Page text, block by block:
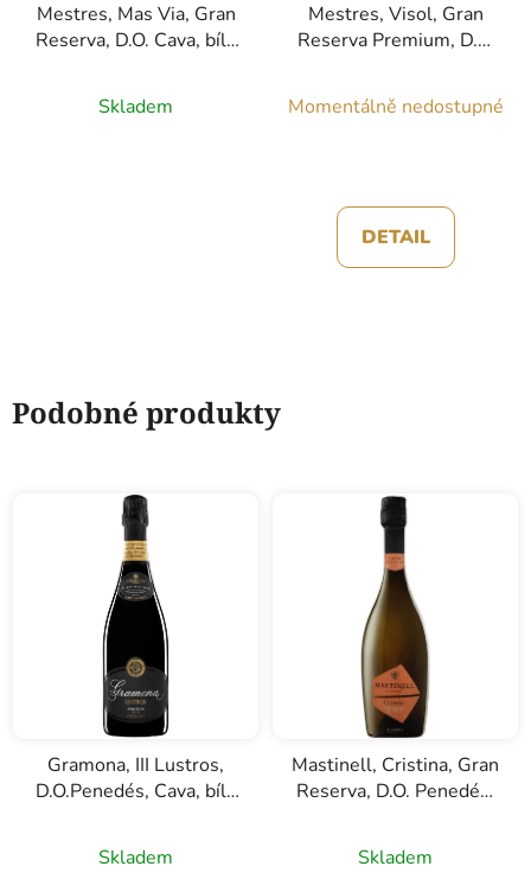
Mestres, Mas Via, Gran
Reserva, D.O. Cava, bílé
Skladem
Mestres, Visol, Gran
Reserva Premium, D.O.
1,5l
Momentálně nedostupné
DETAIL
Podobné produkty
Gramona, III Lustros,
D.O.Penedés, Cava, bílé
Skladem
Mastinell, Cristina, Gran
Reserva, D.O. Penedés,
0,75l
Skladem